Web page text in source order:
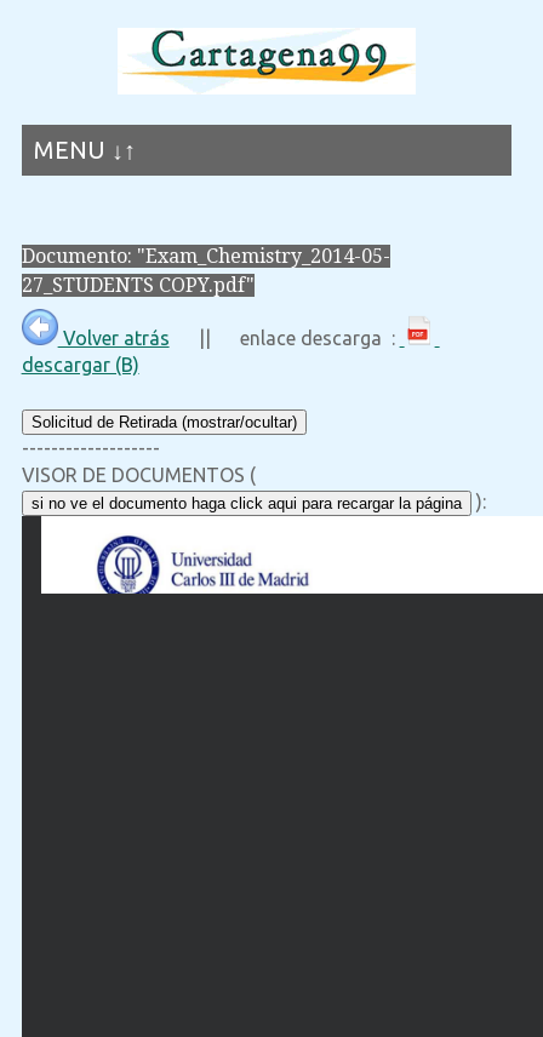
MENU ↓↑
Documento: "Exam_Chemistry_2014-05-
27_STUDENTS COPY.pdf"
Volver atrás || enlace descarga :
descargar (B)
Solicitud de Retirada (mostrar/ocultar)
-------------------
VISOR DE DOCUMENTOS (
si no ve el documento haga click aqui para recargar la página ):